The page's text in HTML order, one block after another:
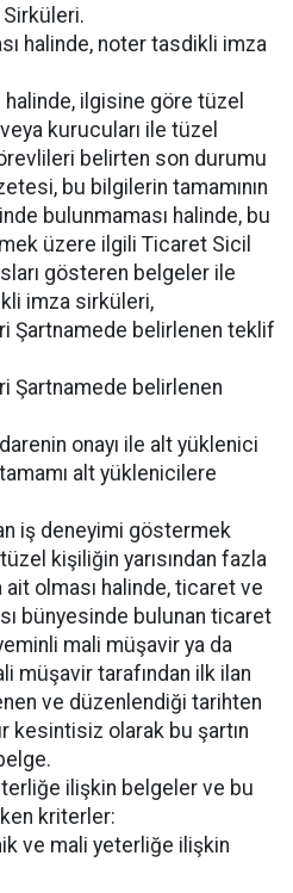
halinde, noter tasdikli imza
ilgisine göre tüzel
kurucuları ile tüzel
belirten son durumu
bu bilgilerin tamamının
bulunmaması halinde, bu
üzere ilgili Ticaret Sicil
gösteren belgeler ile
imza sirküleri,
Şartnamede belirlenen teklif
Şartnamede belirlenen
onayı ile alt yüklenici
alt yüklenicilere
iş deneyimi göstermek
kişiliğin yarısından fazla
olması halinde, ticaret ve
bünyesinde bulunan ticaret
mali müşavir ya da
müşavir tarafından ilk ilan
ve düzenlendiği tarihten
kesintisiz olarak bu şartın
ilişkin belgeler ve bu
kriterler:
ve mali yeterliğe ilişkin